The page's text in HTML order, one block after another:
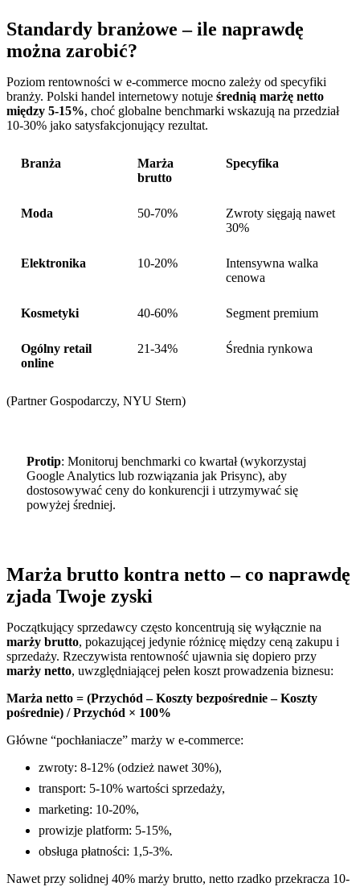
Standardy branżowe – ile naprawdę
można zarobić?
Poziom rentowności w e-commerce mocno zależy od specyfiki
branży. Polski handel internetowy notuje średnią marżę netto
między 5-15%, choć globalne benchmarki wskazują na przedział
10-30% jako satysfakcjonujący rezultat.
Branża
Marża
brutto
Specyfika
Moda 50-70%
Zwroty sięgają nawet
30%
Elektronika 10-20%
Intensywna walka
cenowa
Kosmetyki 40-60% Segment premium
Ogólny retail
online
21-34% Średnia rynkowa
(Partner Gospodarczy, NYU Stern)
Protip: Monitoruj benchmarki co kwartał (wykorzystaj
Google Analytics lub rozwiązania jak Prisync), aby
dostosowywać ceny do konkurencji i utrzymywać się
powyżej średniej.
Marża brutto kontra netto – co naprawdę
zjada Twoje zyski
Początkujący sprzedawcy często koncentrują się wyłącznie na
marży brutto, pokazującej jedynie różnicę między ceną zakupu i
sprzedaży. Rzeczywista rentowność ujawnia się dopiero przy
marży netto, uwzględniającej pełen koszt prowadzenia biznesu:
Marża netto = (Przychód – Koszty bezpośrednie – Koszty
pośrednie) / Przychód × 100%
Główne “pochłaniacze” marży w e-commerce:
zwroty: 8-12% (odzież nawet 30%),
transport: 5-10% wartości sprzedaży,
marketing: 10-20%,
prowizje platform: 5-15%,
obsługa płatności: 1,5-3%.
Nawet przy solidnej 40% marży brutto, netto rzadko przekracza 10-